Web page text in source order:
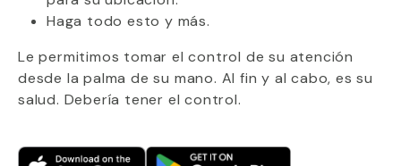
Haga todo esto y más.
Le permitimos tomar el control de su atención
desde la palma de su mano. Al fin y al cabo, es su
salud. Debería tener el control.